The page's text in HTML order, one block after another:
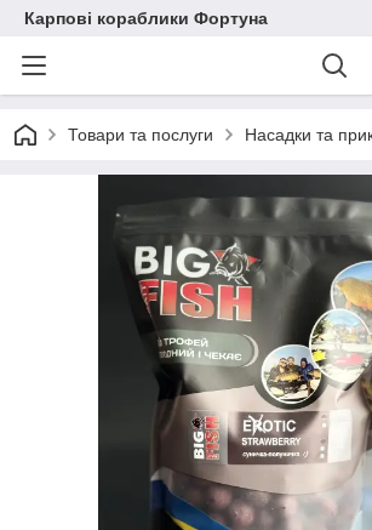
Карпові кораблики Фортуна
Товари та послуги Насадки та